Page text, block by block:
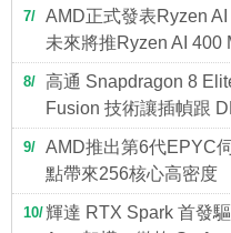
7
AMD正式發表Ryzen
未來將推Ryzen AI 400
8
高通 Snapdragon 8
Fusion 技術讓插幀跟
9
AMD推出第6代EPYC
點帶來256核心高密度
10 輝達 RTX Spark 首發